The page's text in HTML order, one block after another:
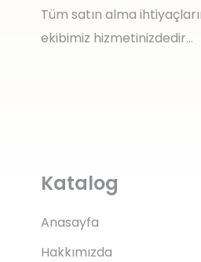
Tüm satın alma
ekibimiz hizmetinizdedir…
Katalog
Anasayfa
Hakkımızda